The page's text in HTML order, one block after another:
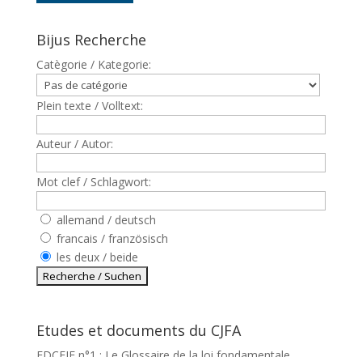
Bijus Recherche
Catègorie / Kategorie:
Plein texte / Volltext:
Auteur / Autor:
Mot clef / Schlagwort:
allemand / deutsch
francais / französisch
les deux / beide
Etudes et documents du CJFA